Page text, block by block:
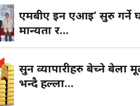
एमबीए इन एआई’ सुरु गर्ने
मान्यता र...
सुन व्यापारीहरु बेच्ने बेला
भन्दै हल्ला...